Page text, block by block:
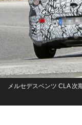
メルセデスベンツ CLA 次